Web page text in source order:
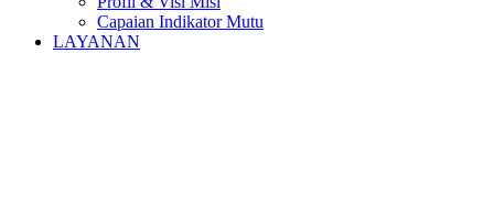
Capaian Indikator Mutu
LAYANAN